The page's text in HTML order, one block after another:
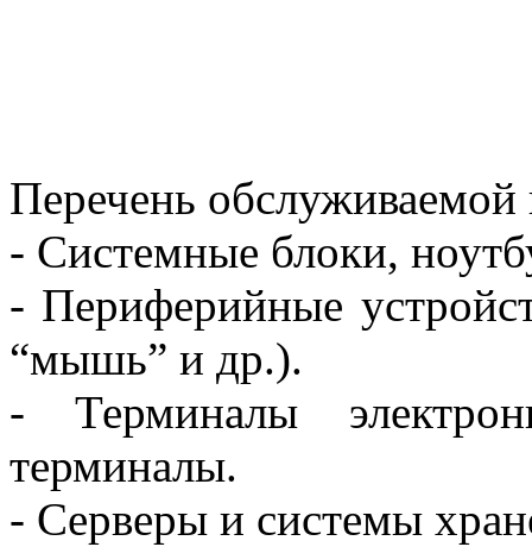
Перечень
- Системные блоки,
- Периферийные
“мышь” и др.).
- Терминалы
терминалы.
- Серверы и системы